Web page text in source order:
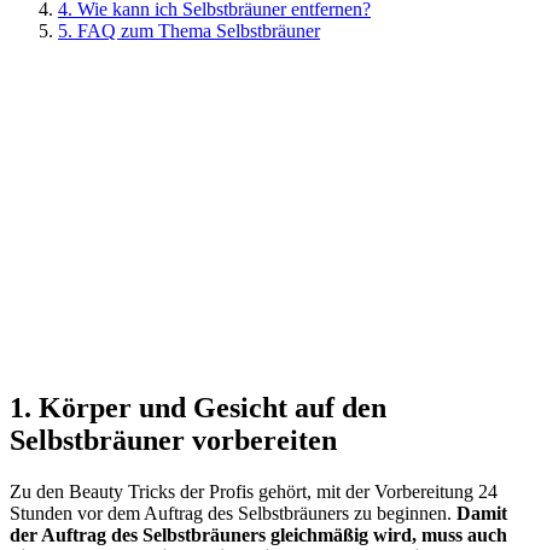
4. Wie kann ich Selbstbräuner entfernen?
5. FAQ zum Thema Selbstbräuner
1. Körper und Gesicht auf den
Selbstbräuner vorbereiten
Zu den Beauty Tricks der Profis gehört, mit der Vorbereitung 24
Stunden vor dem Auftrag des Selbstbräuners zu beginnen. Damit
der Auftrag des Selbstbräuners gleichmäßig wird, muss auch